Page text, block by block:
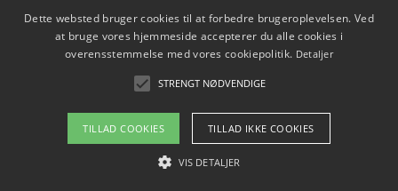
Copyright 2026 - Pilanto Aps
Om / kontakt
Blog Betingelser
Dette websted bruger cookies til at forbedre brugeroplevelsen. Ved
at bruge vores hjemmeside accepterer du alle cookies i
overensstemmelse med vores cookiepolitik. Detaljer
STRENGT NØDVENDIGE
TILLAD COOKIES TILLAD IKKE COOKIES
VIS DETALJER